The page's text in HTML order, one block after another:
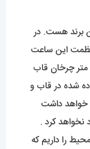
برند هست. در
این ساعت
چرخان قاب
شده در قاب و
خواهد داشت
کرد .
را داریم که